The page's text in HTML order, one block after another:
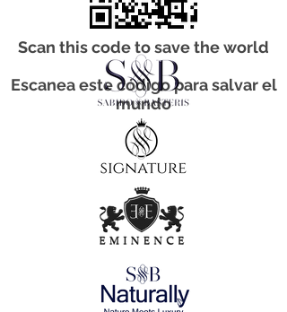
Scan this code to save the world
Escanea este código para salvar el
mundo